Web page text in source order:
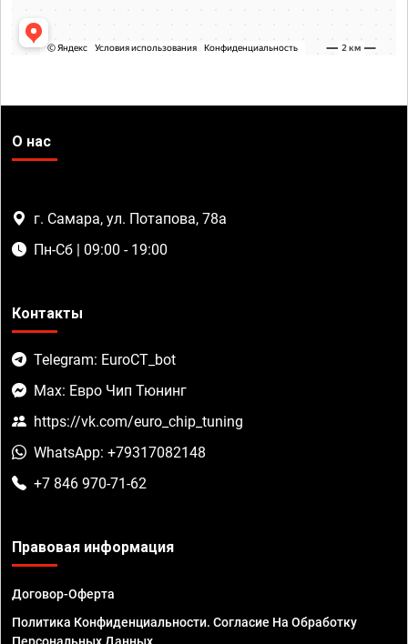
О нас
г. Самара, ул. Потапова, 78а
Пн-Сб | 09:00 - 19:00
Контакты
Telegram: EuroCT_bot
Max: Евро Чип Тюнинг
https://vk.com/euro_chip_tuning
WhatsApp: +79317082148
+7 846 970-71-62
Правовая информация
Договор-Оферта
Политика Конфиденциальности. Согласие На Обработку